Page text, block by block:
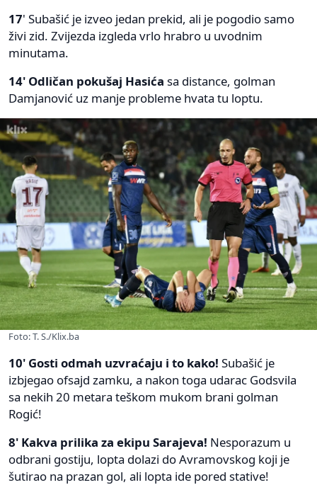
17' Subašić je izveo jedan prekid, ali je pogodio samo
živi zid. Zvijezda izgleda vrlo hrabro u uvodnim
minutama.
14' Odličan pokušaj Hasića sa distance, golman
Damjanović uz manje probleme hvata tu loptu.
Foto: T. S./Klix.ba
10' Gosti odmah uzvraćaju i to kako! Subašić je
izbjegao ofsajd zamku, a nakon toga udarac Godsvila
sa nekih 20 metara teškom mukom brani golman
Rogić!
8' Kakva prilika za ekipu Sarajeva! Nesporazum u
odbrani gostiju, lopta dolazi do Avramovskog koji je
šutirao na prazan gol, ali lopta ide pored stative!